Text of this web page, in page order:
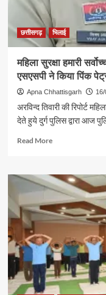
ठेका
श्रमिक
गंभीर
छत्तीसगढ़ भिलाई
महिला सुरक्षा हमारी
एसएसपी ने किया पिंक
Apna Chhattisgarh
अरविन्द तिवारी की रिपोर्ट
देते हुये दुर्ग पुलिस द्वारा आज
Read MoreRead
महिला
सुरक्षा
हमारी
सर्वोच्च
प्राथमिकता
एसएसपी
विजय
अग्रवाल
एसएसपी